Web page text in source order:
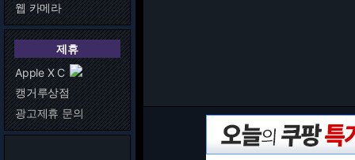
웹 카메라
제휴
Apple X C
캥거루상점
광고제휴 문의